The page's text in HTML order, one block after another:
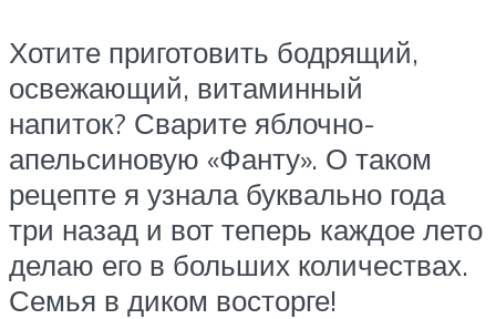
Хотите приготовить бодрящий,
освежающий, витаминный
напиток? Сварите яблочно-
апельсиновую «Фанту». О таком
рецепте я узнала буквально года
три назад и вот теперь каждое лето
делаю его в больших количествах.
Семья в диком восторге!